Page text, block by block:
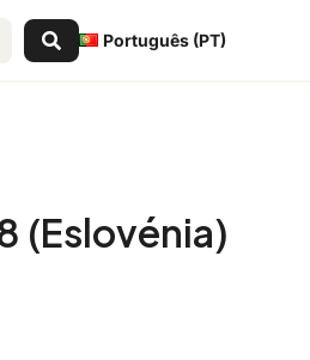
Português (PT)
(Eslovénia)